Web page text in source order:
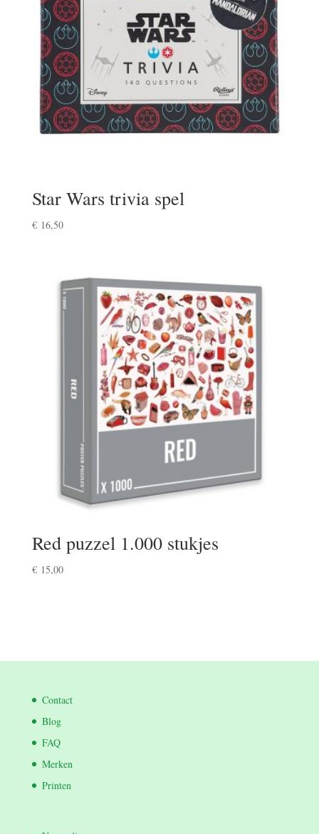
Star Wars trivia spel
€16,50
Red puzzel 1.000 stukjes
€15,00
Contact
Blog
FAQ
Merken
Printen